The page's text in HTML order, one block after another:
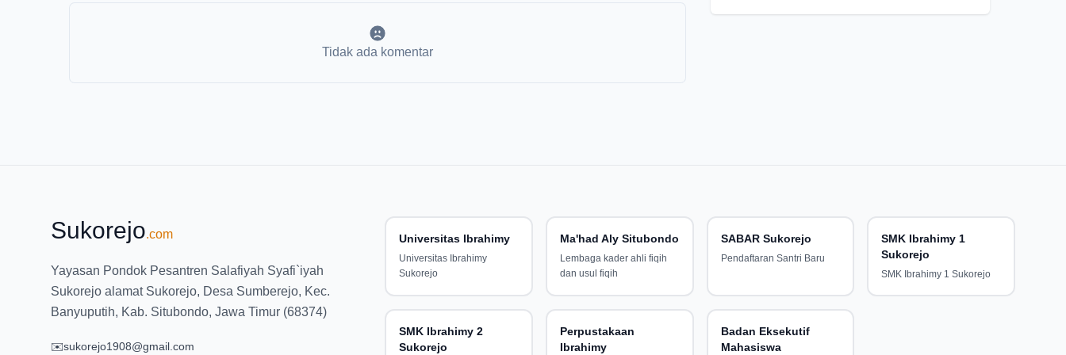
Tidak ada komentar
Sukorejo.com
Yayasan Pondok Pesantren Salafiyah Syafi`iyah
Sukorejo alamat Sukorejo, Desa Sumberejo, Kec.
Banyuputih, Kab. Situbondo, Jawa Timur (68374)
✉️sukorejo1908@gmail.com
Universitas Ibrahimy
Universitas Ibrahimy
Sukorejo
Ma'had Aly Situbondo
Lembaga kader ahli fiqih
dan usul fiqih
SABAR Sukorejo
Pendaftaran Santri Baru
SMK Ibrahimy 1
Sukorejo
SMK Ibrahimy 1 Sukorejo
SMK Ibrahimy 2
Sukorejo
Perpustakaan
Ibrahimy
Badan Eksekutif
Mahasiswa